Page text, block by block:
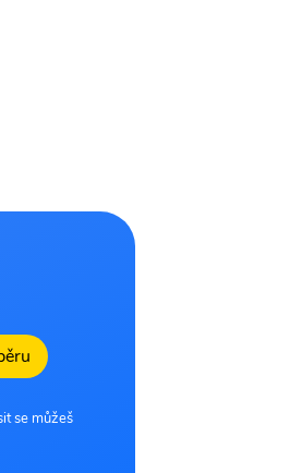
se můžeš